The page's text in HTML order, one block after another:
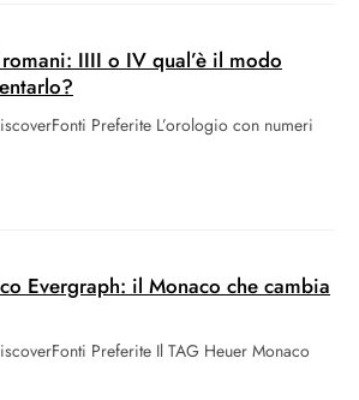
IIII o IV qual’è il modo
Preferite L’orologio con numeri
Evergraph: il Monaco che cambia
Preferite Il TAG Heuer Monaco